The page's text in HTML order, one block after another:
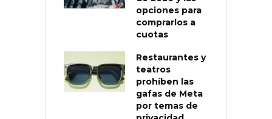
opciones para
comprarlos a
cuotas
Restaurantes y
teatros
prohíben las
gafas de Meta
por temas de